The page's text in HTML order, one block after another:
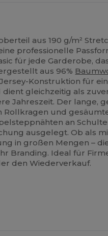
aus 190 g/m²
professionelle
für jede Garderobe,
aus 96%
Konstruktion für
gleichzeitig als
Jahreszeit. Der lange,
und
an
ausgelegt. Ob als
in großen Mengen –
Branding. Ideal für
den Wiederverkauf.